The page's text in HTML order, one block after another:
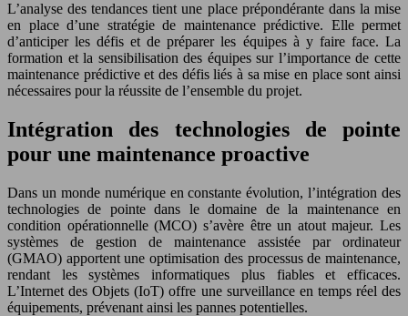
L’analyse des tendances tient une place prépondérante dans la mise
en place d’une stratégie de maintenance prédictive. Elle permet
d’anticiper les défis et de préparer les équipes à y faire face. La
formation et la sensibilisation des équipes sur l’importance de cette
maintenance prédictive et des défis liés à sa mise en place sont ainsi
nécessaires pour la réussite de l’ensemble du projet.
Intégration des technologies de pointe
pour une maintenance proactive
Dans un monde numérique en constante évolution, l’intégration des
technologies de pointe dans le domaine de la maintenance en
condition opérationnelle (MCO) s’avère être un atout majeur. Les
systèmes de gestion de maintenance assistée par ordinateur
(GMAO) apportent une optimisation des processus de maintenance,
rendant les systèmes informatiques plus fiables et efficaces.
L’Internet des Objets (IoT) offre une surveillance en temps réel des
équipements, prévenant ainsi les pannes potentielles.